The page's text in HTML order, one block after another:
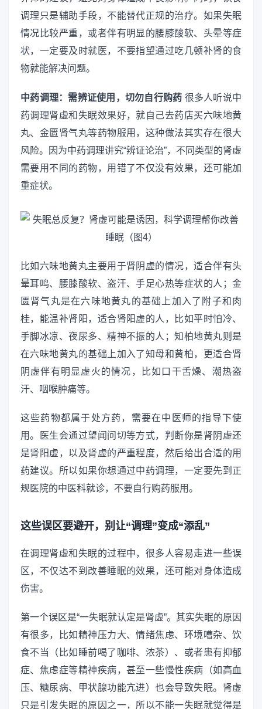
调理只是辅助手段，不能替代正规的治疗。如果失眠
情况比较严重，或者伴有明显的腰膝酸软、头晕等症
状，一定要及时就医，不要指望通过吃几顿补肾的食
物就能解决问题。
中药调理：需辨证使用，切勿自行购药 很多人听说中
药调理肾虚和失眠效果好，就自己去药店买六味地黄
丸、金匮肾气丸等药物服用，这种做法其实存在很大
风险。因为中药调理讲究“辨证论治”，不同类型的肾虚
需要用不同的药物，用错了不仅没有效果，还可能加
重症状。
比如六味地黄丸主要用于肾阴虚的情况，适合伴有头
晕耳鸣、腰膝酸软、盗汗、手足心热等症状的人；金
匮肾气丸是在六味地黄丸的基础上加入了附子和肉
桂，能温补肾阳，适合肾阳虚的人，比如平时怕冷、
手脚冰凉、夜尿多、精神不振的人；知柏地黄丸则是
在六味地黄丸的基础上加入了知母和黄柏，更适合肾
阴虚伴有明显虚火的情况，比如口干舌燥、潮热盗
汗、咽喉肿痛等。
这些药物都属于处方药，需要在中医师的指导下使
用。医生会通过望闻问切等方式，判断你是肾阴虚还
是肾阳虚，以及肾虚的严重程度，然后给出合适的用
药建议。所以如果你想通过中药调理，一定要先到正
规医院的中医科就诊，不要自行购药服用。
这些误区要避开，别让“调理”变成“添乱”
在调理肾虚和失眠的过程中，很多人容易走进一些误
区，不仅达不到改善睡眠的效果，还可能对身体造成
伤害。
第一个误区是“一失眠就认定是肾虚”。其实失眠的原因
有很多，比如精神压力大、情绪焦虑、环境嘈杂、饮
食不当（比如睡前喝了咖啡、浓茶）、或者患有抑郁
症、焦虑症等精神疾病，甚至一些慢性疾病（如高血
压、糖尿病、甲状腺功能亢进）也会导致失眠。肾虚
只是引发失眠的原因之一，所以不能一失眠就觉得是